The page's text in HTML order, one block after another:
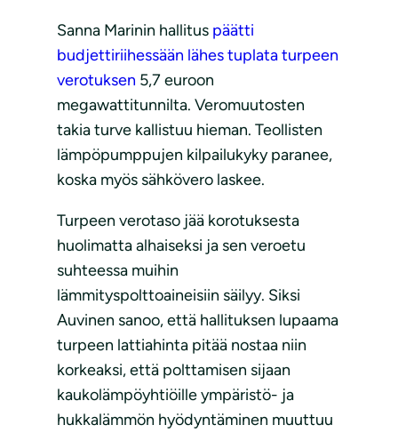
Sanna Marinin hallitus päätti
budjettiriihessään lähes tuplata turpeen
verotuksen 5,7 euroon
megawattitunnilta. Veromuutosten
takia turve kallistuu hieman. Teollisten
lämpöpumppujen kilpailukyky paranee,
koska myös sähkövero laskee.
Turpeen verotaso jää korotuksesta
huolimatta alhaiseksi ja sen veroetu
suhteessa muihin
lämmityspolttoaineisiin säilyy. Siksi
Auvinen sanoo, että hallituksen lupaama
turpeen lattiahinta pitää nostaa niin
korkeaksi, että polttamisen sijaan
kaukolämpöyhtiöille ympäristö- ja
hukkalämmön hyödyntäminen muuttuu